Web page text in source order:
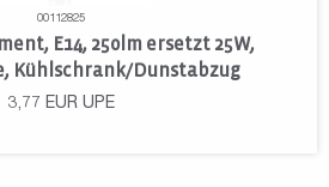
00112825
E14, 250lm ersetzt 25W,
Kühlschrank/Dunstabzug
3,77 EUR UPE